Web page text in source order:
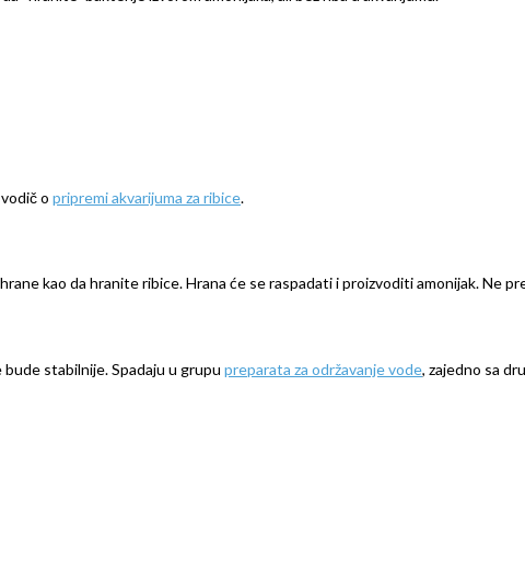
o pripremi akvarijuma za ribice.
kao da hranite ribice. Hrana će se raspadati i proizvoditi amonijak. Ne
stabilnije. Spadaju u grupu preparata za održavanje vode, zajedno sa